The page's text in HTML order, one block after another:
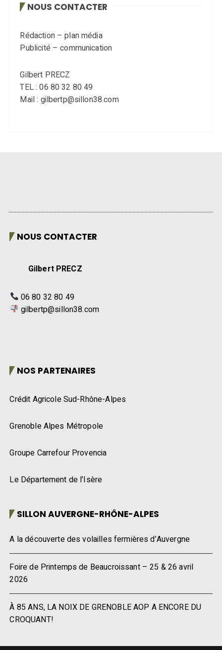
NOUS CONTACTER
Rédaction – plan média
Publicité – communication
Gilbert PRECZ
TEL : 06 80 32 80 49
Mail : gilbertp@sillon38.com
NOUS CONTACTER
Gilbert PRECZ
06 80 32 80 49
gilbertp@sillon38.com
NOS PARTENAIRES
Crédit Agricole Sud-Rhône-Alpes
Grenoble Alpes Métropole
Groupe Carrefour Provencia
Le Département de l’Isère
SILLON AUVERGNE-RHÔNE-ALPES
A la découverte des volailles fermières d’Auvergne
Foire de Printemps de Beaucroissant – 25 & 26 avril
2026
À 85 ANS, LA NOIX DE GRENOBLE AOP A ENCORE DU
CROQUANT!